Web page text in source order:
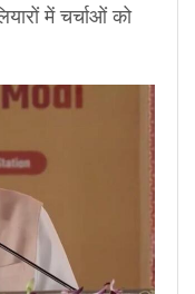
में चर्चाओं को